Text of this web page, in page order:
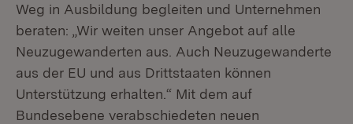
Weg in Ausbildung begleiten und Unternehmen
beraten: „Wir weiten unser Angebot auf alle
Neuzugewanderten aus. Auch Neuzugewanderte
aus der EU und aus Drittstaaten können
Unterstützung erhalten.“ Mit dem auf
Bundesebene verabschiedeten neuen